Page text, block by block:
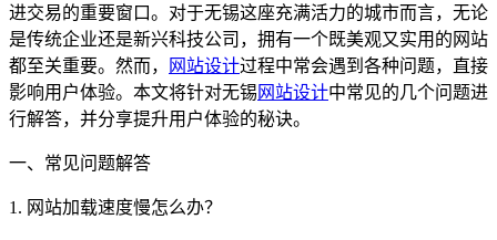
进交易的重要窗口。对于无锡这座充满活力的城市而言，无论
是传统企业还是新兴科技公司，拥有一个既美观又实用的网站
都至关重要。然而，
网站设计过程中常会遇到各种问题，直接
影响用户体验。本文将针对无锡 网站设计中常见的几个问题进
行解答，并分享提升用户体验的秘诀。
一、常见问题解答
1. 网站加载速度慢怎么办？